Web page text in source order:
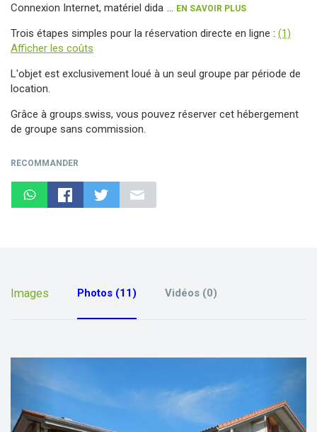
Connexion Internet, matériel dida ... EN SAVOIR PLUS
Trois étapes simples pour la réservation directe en ligne : (1)
Afficher les coûts
L'objet est exclusivement loué à un seul groupe par période de
location.
Grâce à groups.swiss, vous pouvez réserver cet hébergement
de groupe sans commission.
RECOMMANDER
Images Photos (11) Vidéos (0)